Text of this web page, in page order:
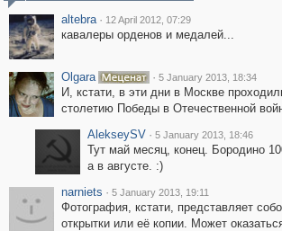
altebra · 12 April 2012, 07:29
кавалеры орденов и медалей...
Olgara · 5 January 2013, 18:34
И, кстати, в эти дни в Москве
столетию Победы в Отечественной
AlekseySV · 5 January 2013, 18:46
Тут май месяц, конец. Бородино
а в августе. :)
narniets · 5 January 2013, 19:11
Фотография, кстати, представляет
открытки или её копии. Может